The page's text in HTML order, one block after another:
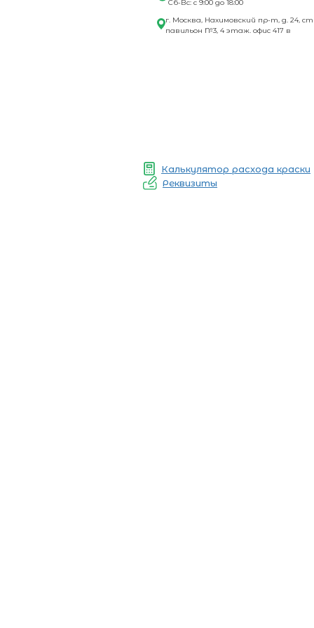
Сб-Вс: с 9:00 до 18:00
г. Москва, Нахимовский пр-т, д. 24,
павильон №3, 4 этаж. офис 417 в
Калькулятор расхода краски
Реквизиты